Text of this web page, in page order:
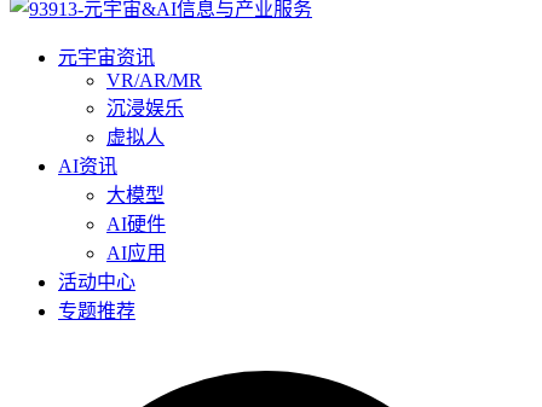
元宇宙资讯
VR/AR/MR
沉浸娱乐
虚拟人
AI资讯
大模型
AI硬件
AI应用
活动中心
专题推荐